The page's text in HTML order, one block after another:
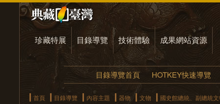
珍藏特展 目錄導覽 技術體驗 成果網站資源
目錄導覽首頁 HOTKEY快速導覽
首頁 目錄導覽 內容主題 器物 文物
國史館總統、副總統